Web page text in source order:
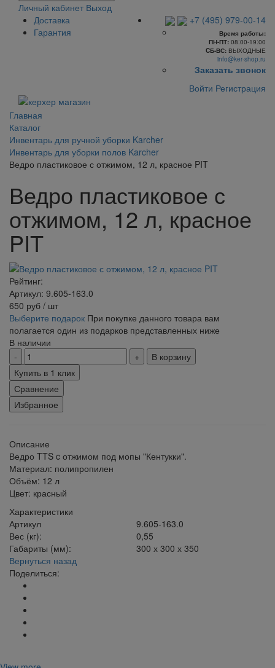
Личный кабинет Выход
Доставка
Гарантия
+7 (495) 979-00-14
Время работы:
ПН-ПТ:08:00-19:00
CБ-ВС:ВЫХОДНЫЕ
info@ker-shop.ru
Заказать звонок
Войти Регистрация
Главная
Каталог
Инвентарь для ручной уборки Karcher
Инвентарь для уборки полов Karcher
Ведро пластиковое с отжимом, 12 л, красное PIT
Ведро пластиковое с
отжимом, 12 л, красное
PIT
Рейтинг:
Артикул: 9.605-163.0
650 руб / шт
Выберите подарок При покупке данного товара вам
полагается один из подарков представленных ниже
В наличии
В корзину
Купить в 1 клик
Сравнение
Избранное
Описание
Ведро TTS c отжимом под мопы "Кентукки".
Материал: полипропилен
Объём: 12 л
Цвет: красный
Характеристики
Артикул
9.605-163.0
Вес (кг):
0,55
Габариты (мм):
300 х 300 х 350
Вернуться назад
Поделиться: